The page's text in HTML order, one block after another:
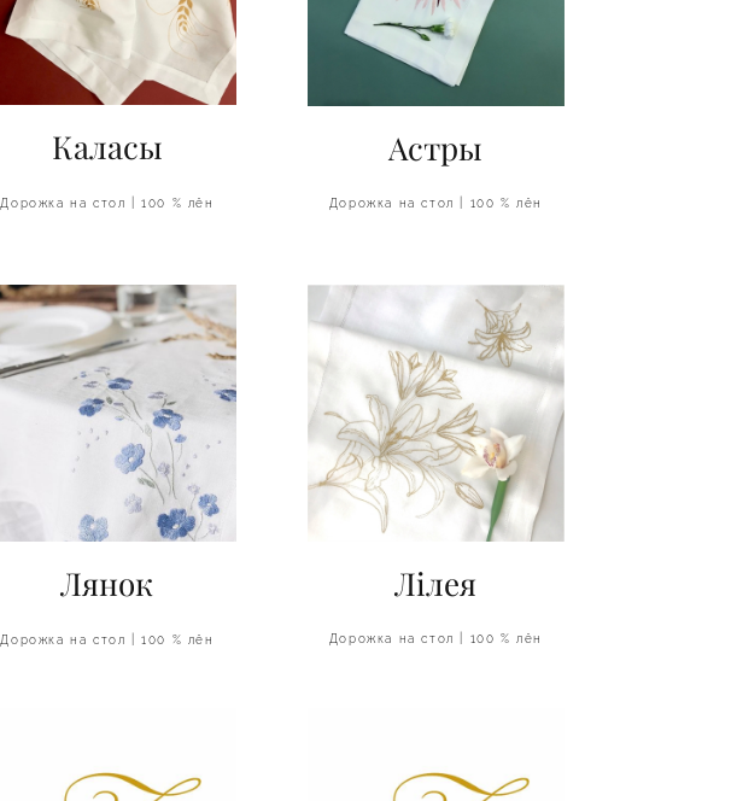
Каласы
Дорожка на стол | 100 % лён
Астры
Дорожка на стол | 100 % лён
Лянок
Дорожка на стол | 100 % лён
Лiлея
Дорожка на стол | 100 % лён